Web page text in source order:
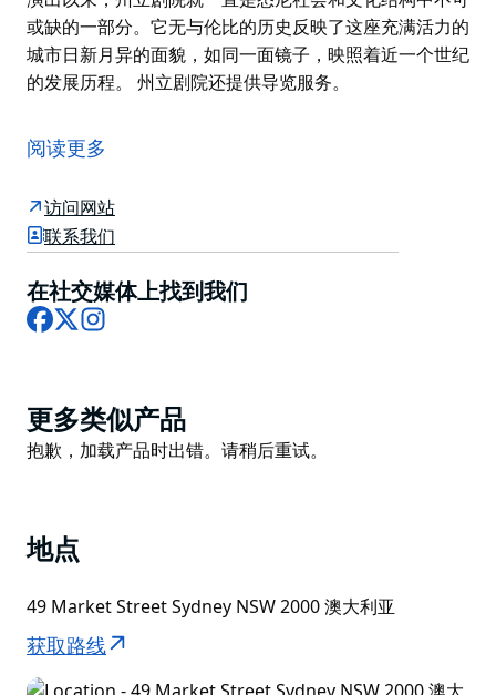
或缺的一部分。它无与伦比的历史反映了这座充满活力的
城市日新月异的面貌，如同一面镜子，映照着近一个世纪
的发展历程。 州立剧院还提供导览服务。
内陈设着珍贵的艺术品和装置。二楼画廊收藏着包括威廉
·多贝尔和查尔斯·惠勒在内的澳大利亚重要艺术家的作
品，而位于礼堂的科伊诺尔切割水晶吊灯则是世界第二大
水晶吊灯，重达四吨多。
州立剧院于1929年开业，由建筑师亨利·怀特打造，被称
为“梦幻宫殿”，他将哥特式、意大利式和装饰艺术等不拘
一格的元素融为一体。
活力的城市日新月异的面貌，如同一面镜子，映照着近一
个世纪的发展历程。
阅读更多
访问网站
联系我们
在社交媒体上找到我们
Facebook
X
Product
List
更多类似产品
Product
抱歉，加载产品时出错。请稍后重试。
地点
49 Market Street Sydney NSW 2000 澳大利亚
获取路线